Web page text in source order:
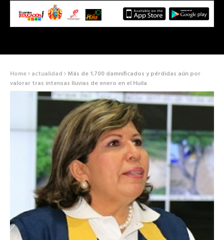
Home actualidad Más de 1.700 damnificados y pérdidas aún por
valorar tras intensas lluvias de enero en el Huila